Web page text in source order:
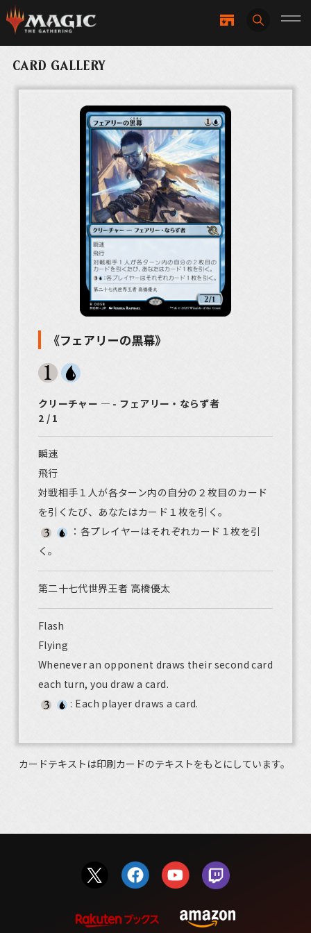
CARD GALLERY
《フェアリーの黒幕》
クリーチャー ― - フェアリー・ならず者
2 / 1
瞬速
飛行
対戦相手１人が各ターン内の自分の２枚目のカード
を引くたび、あなたはカード１枚を引く。
：各プレイヤーはそれぞれカード１枚を引
く。
第二十七代世界王者 高橋優太
Flash
Flying
Whenever an opponent draws their second card
each turn, you draw a card.
: Each player draws a card.
カードテキストは印刷カードのテキストをもとにしています。